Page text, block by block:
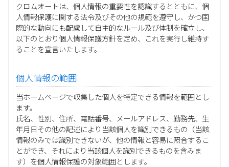
クロムオートは、個人情報の重要性を認識するとともに、個
人情報保護に関する法令及びその他の規範を遵守し、かつ国
際的な動向にも配慮して自主的なルール及び体制を確立し、
以下のとおり個人情報保護方針を定め、これを実行し維持す
ることを宣言いたします。
個人情報の範囲
当ホームページで収集した個人を特定できる情報を範囲とし
ます。
氏名、性別、住所、電話番号、メールアドレス、勤務先、生
年月日その他の記述により当該個人を識別できるもの（当該
情報のみでは識別できないが、他の情報と容易に照合するこ
とができ、それにより当該個人を識別できるものを含みま
す）を個人情報保護の対象範囲とします。